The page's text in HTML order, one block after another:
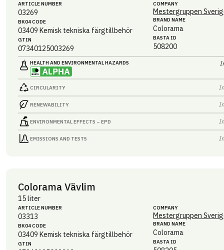
ARTICLE NUMBER
03269
BK04 CODE
03409 Kemisk tekniska färgtillbehör
GTIN
07340125003269
COMPANY
Mestergruppen
BRAND NAME
Colorama
BASTA ID
508200
HEALTH AND ENVIRONMENTAL HAZARDS
CIRCULARITY
RENEWABILITY
ENVIRONMENTAL EFFECTS – EPD
EMISSIONS AND TESTS
Colorama Vävlim
15 liter
ARTICLE NUMBER
03313
BK04 CODE
03409 Kemisk tekniska färgtillbehör
GTIN
COMPANY
Mestergruppen
BRAND NAME
Colorama
BASTA ID